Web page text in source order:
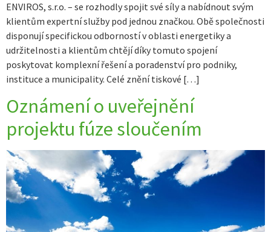
ENVIROS, s.r.o. – se rozhodly spojit své síly a nabídnout svým
klientům expertní služby pod jednou značkou. Obě společnosti
disponují specifickou odborností v oblasti energetiky a
udržitelnosti a klientům chtějí díky tomuto spojení
poskytovat komplexní řešení a poradenství pro podniky,
instituce a municipality. Celé znění tiskové […]
Oznámení o uveřejnění
projektu fúze sloučením